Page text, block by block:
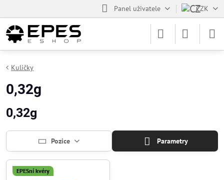
Panel uživatele CZK
Kuličky
0,32g
0,32g
Pozice Parametry
EPESní kvéry